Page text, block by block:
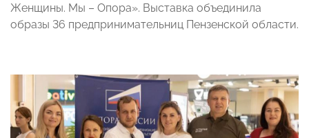
Женщины. Мы – Опора». Выставка объединила
образы 36 предпринимательниц Пензенской области.